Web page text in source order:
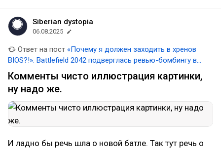
Siberian dystopia
06.08.2025
Ответ на пост «Почему я должен заходить в хренов
BIOS?!»: Battlefield 2042 подверглась ревью-бомбингу в
Steam из-за требования включить Secure Boot на ПК
Комменты чисто иллюстрация картинки,
ну надо же.
И ладно бы речь шла о новой батле. Так тут речь о